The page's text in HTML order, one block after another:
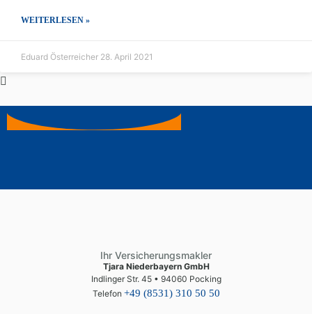
WEITERLESEN »
Eduard Österreicher 28. April 2021
Ihr Versicherungsmakler
Tjara Niederbayern GmbH
Indlinger Str. 45 • 94060 Pocking
Telefon +49 (8531) 310 50 50